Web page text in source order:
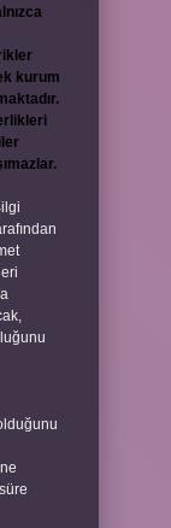
kurum